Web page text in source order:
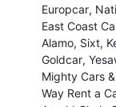
Europcar
East Coast
Alamo Sixt
Goldcar
Mighty Cars
Way Rent a